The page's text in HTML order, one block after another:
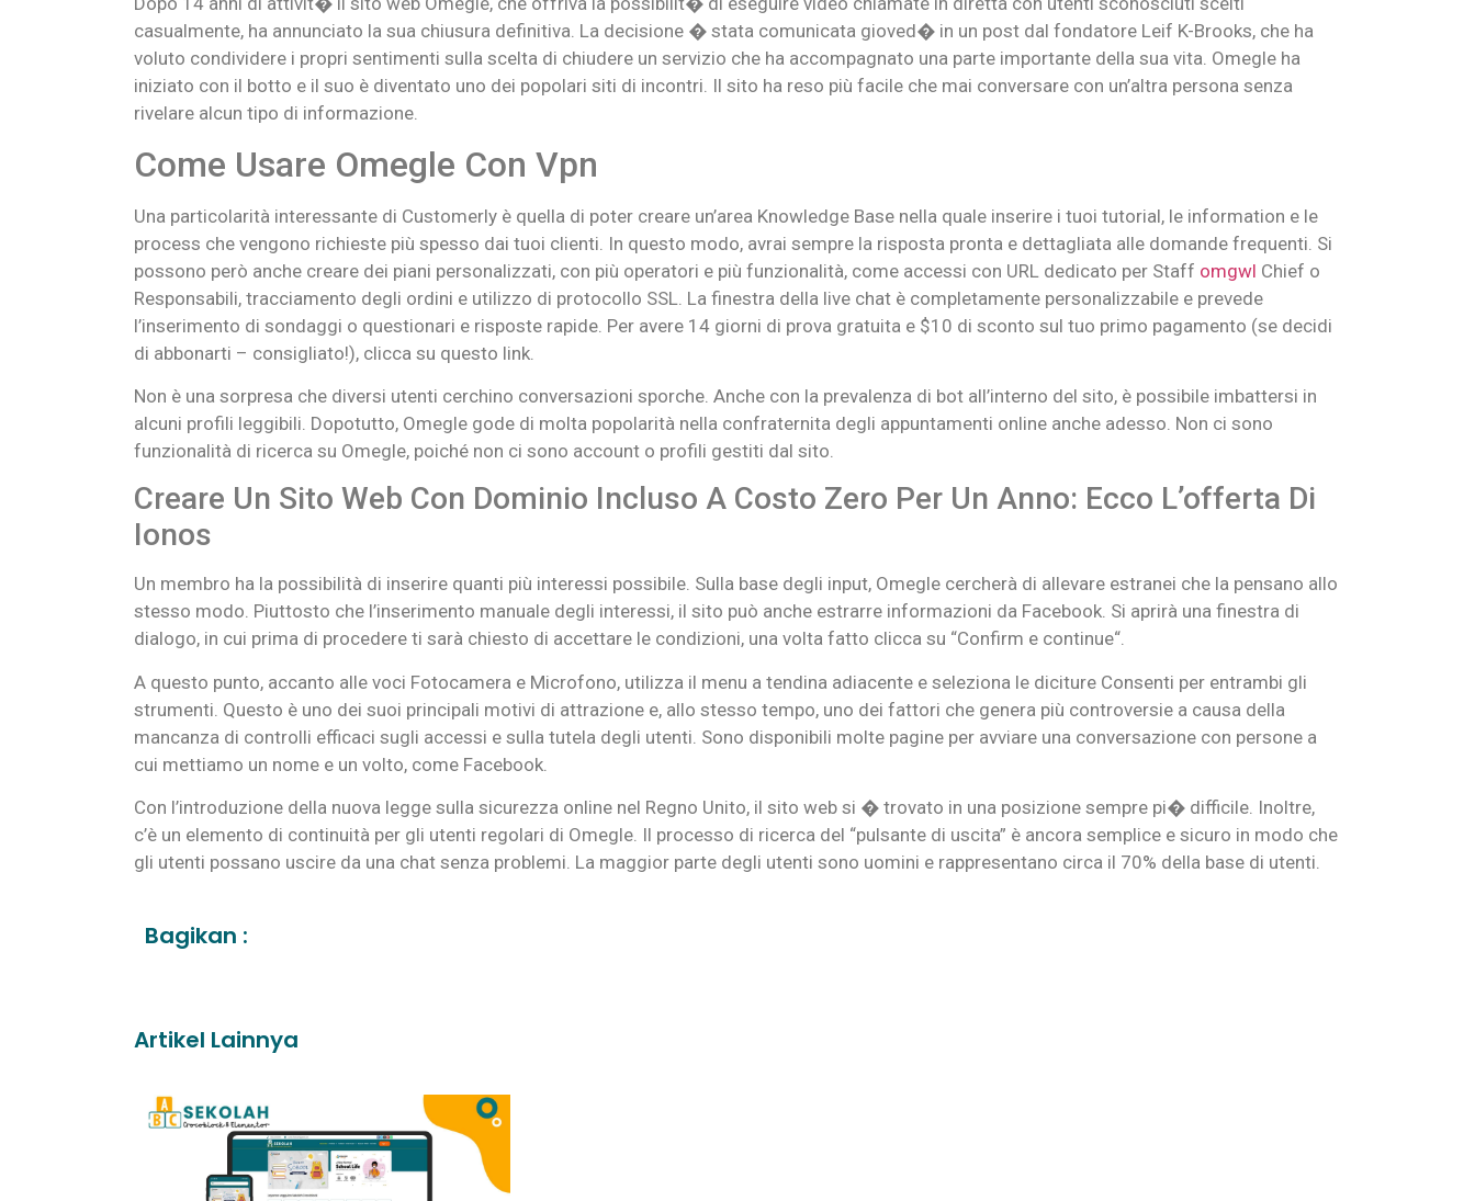
casualmente, ha annunciato la sua chiusura definitiva. La decisione � stata comunicata gioved� in un post dal fondatore Leif K-Brooks, che ha
voluto condividere i propri sentimenti sulla scelta di chiudere un servizio che ha accompagnato una parte importante della sua vita. Omegle ha
iniziato con il botto e il suo è diventato uno dei popolari siti di incontri. Il sito ha reso più facile che mai conversare con un’altra persona senza
rivelare alcun tipo di informazione.
Come Usare Omegle Con Vpn
Una particolarità interessante di Customerly è quella di poter creare un’area Knowledge Base nella quale inserire i tuoi tutorial, le information e le
process che vengono richieste più spesso dai tuoi clienti. In questo modo, avrai sempre la risposta pronta e dettagliata alle domande frequenti. Si
possono però anche creare dei piani personalizzati, con più operatori e più funzionalità, come accessi con URL dedicato per Staff omgwl Chief o
Responsabili, tracciamento degli ordini e utilizzo di protocollo SSL. La finestra della live chat è completamente personalizzabile e prevede
l’inserimento di sondaggi o questionari e risposte rapide. Per avere 14 giorni di prova gratuita e $10 di sconto sul tuo primo pagamento (se decidi
di abbonarti – consigliato!), clicca su questo link.
Non è una sorpresa che diversi utenti cerchino conversazioni sporche. Anche con la prevalenza di bot all’interno del sito, è possibile imbattersi in
alcuni profili leggibili. Dopotutto, Omegle gode di molta popolarità nella confraternita degli appuntamenti online anche adesso. Non ci sono
funzionalità di ricerca su Omegle, poiché non ci sono account o profili gestiti dal sito.
Creare Un Sito Web Con Dominio Incluso A Costo Zero Per Un Anno: Ecco L’offerta Di
Ionos
Un membro ha la possibilità di inserire quanti più interessi possibile. Sulla base degli input, Omegle cercherà di allevare estranei che la pensano allo
stesso modo. Piuttosto che l’inserimento manuale degli interessi, il sito può anche estrarre informazioni da Facebook. Si aprirà una finestra di
dialogo, in cui prima di procedere ti sarà chiesto di accettare le condizioni, una volta fatto clicca su “Confirm e continue“.
A questo punto, accanto alle voci Fotocamera e Microfono, utilizza il menu a tendina adiacente e seleziona le diciture Consenti per entrambi gli
strumenti. Questo è uno dei suoi principali motivi di attrazione e, allo stesso tempo, uno dei fattori che genera più controversie a causa della
mancanza di controlli efficaci sugli accessi e sulla tutela degli utenti. Sono disponibili molte pagine per avviare una conversazione con persone a
cui mettiamo un nome e un volto, come Facebook.
Con l’introduzione della nuova legge sulla sicurezza online nel Regno Unito, il sito web si � trovato in una posizione sempre pi� difficile. Inoltre,
c’è un elemento di continuità per gli utenti regolari di Omegle. Il processo di ricerca del “pulsante di uscita” è ancora semplice e sicuro in modo che
gli utenti possano uscire da una chat senza problemi. La maggior parte degli utenti sono uomini e rappresentano circa il 70% della base di utenti.
Bagikan :
Artikel Lainnya